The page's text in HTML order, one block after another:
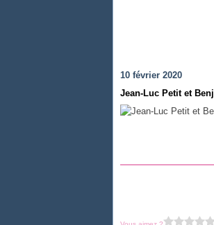
10 février 2020
Jean-Luc Petit et